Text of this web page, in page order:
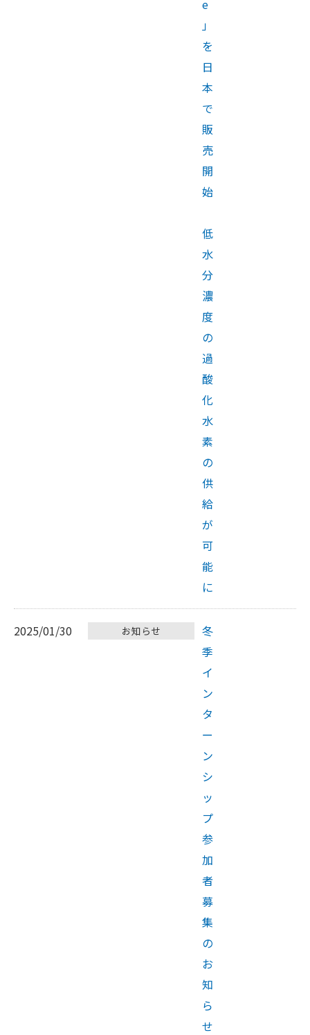
e
」
を
日
本
で
販
売
開
始
低
水
分
濃
度
の
過
酸
化
水
素
の
供
給
が
可
能
に
2025/01/30 お知らせ
冬
季
イ
ン
タ
ー
ン
シ
ッ
プ
参
加
者
募
集
の
お
知
ら
せ